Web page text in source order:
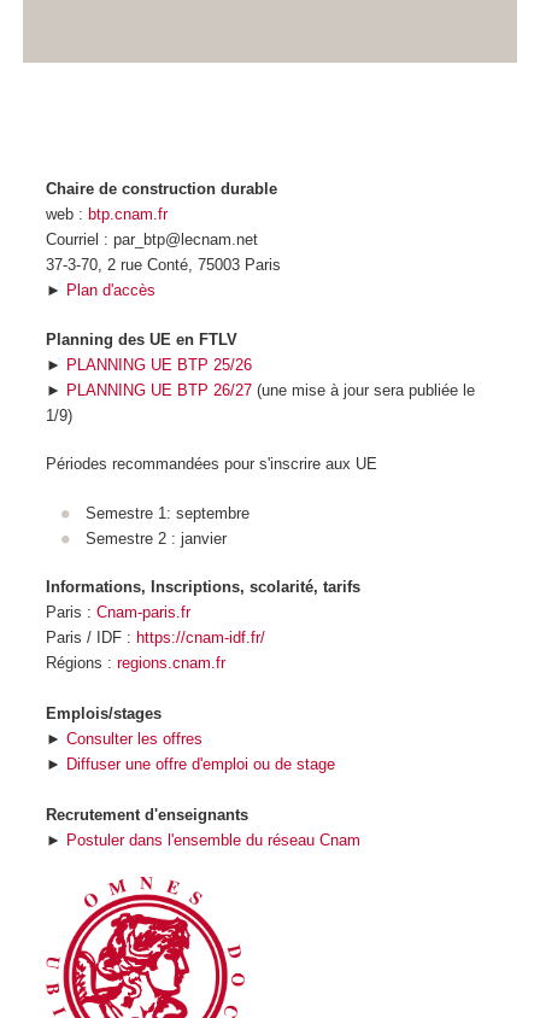
Chaire de construction durable
web : btp.cnam.fr
Courriel : par_btp@lecnam.net
37-3-70, 2 rue Conté, 75003 Paris
► Plan d'accès
Planning des UE en FTLV
► PLANNING UE BTP 25/26
► PLANNING UE BTP 26/27 (une mise à jour sera publiée le
1/9)
Périodes recommandées pour s'inscrire aux UE
Semestre 1: septembre
Semestre 2 : janvier
Informations, Inscriptions, scolarité, tarifs
Paris : Cnam-paris.fr
Paris / IDF : https://cnam-idf.fr/
Régions : regions.cnam.fr
Emplois/stages
► Consulter les offres
► Diffuser une offre d'emploi ou de stage
Recrutement d'enseignants
► Postuler dans l'ensemble du réseau Cnam